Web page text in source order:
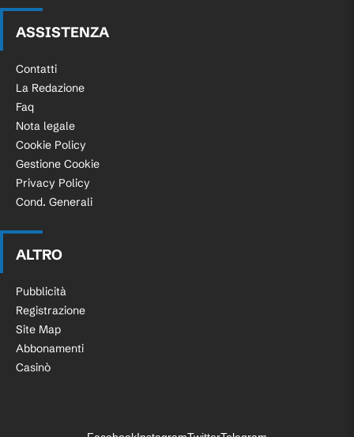
ASSISTENZA
Contatti
La Redazione
Faq
Nota legale
Cookie Policy
Gestione Cookie
Privacy Policy
Cond. Generali
ALTRO
Pubblicità
Registrazione
Site Map
Abbonamenti
Casinò